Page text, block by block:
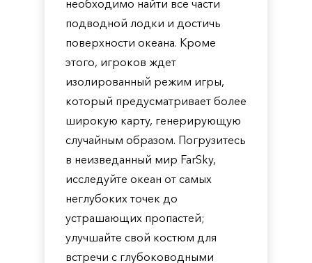
необходимо найти все части
подводной лодки и достичь
поверхности океана. Кроме
этого, игроков ждет
изолированный режим игры,
который предусматривает более
широкую карту, генерирующую
случайным образом. Погрузитесь
в неизведанный мир FarSky,
исследуйте океан от самых
неглубоких точек до
устрашающих пропастей;
улучшайте свой костюм для
встречи с глубоководными